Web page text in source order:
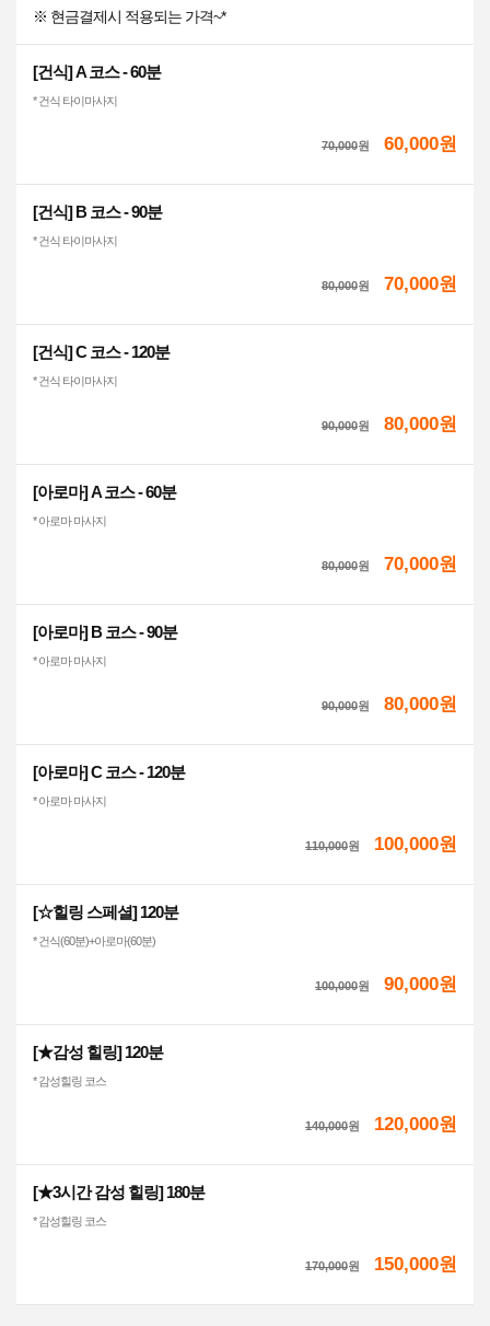
※ 현금결제시 적용되는 가격~*
[건식] A 코스 - 60분
* 건식 타이마사지
70,000원 60,000원
[건식] B 코스 - 90분
* 건식 타이마사지
80,000원 70,000원
[건식] C 코스 - 120분
* 건식 타이마사지
90,000원 80,000원
[아로마] A 코스 - 60분
* 아로마 마사지
80,000원 70,000원
[아로마] B 코스 - 90분
* 아로마 마사지
90,000원 80,000원
[아로마] C 코스 - 120분
* 아로마 마사지
110,000원 100,000원
[☆힐링 스페셜] 120분
* 건식(60분)+아로마(60분)
100,000원 90,000원
[★감성 힐링] 120분
* 감성힐링 코스
140,000원 120,000원
[★3시간 감성 힐링] 180분
* 감성힐링 코스
170,000원 150,000원